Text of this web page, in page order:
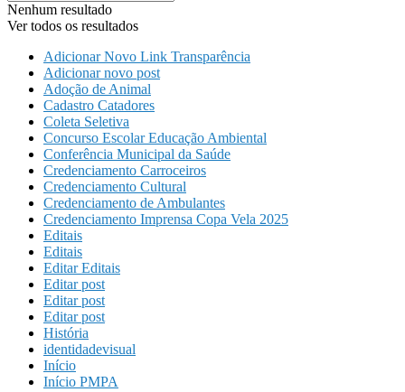
Nenhum resultado
Ver todos os resultados
Adicionar Novo Link Transparência
Adicionar novo post
Adoção de Animal
Cadastro Catadores
Coleta Seletiva
Concurso Escolar Educação Ambiental
Conferência Municipal da Saúde
Credenciamento Carroceiros
Credenciamento Cultural
Credenciamento de Ambulantes
Credenciamento Imprensa Copa Vela 2025
Editais
Editais
Editar Editais
Editar post
Editar post
Editar post
História
identidadevisual
Início
Início PMPA